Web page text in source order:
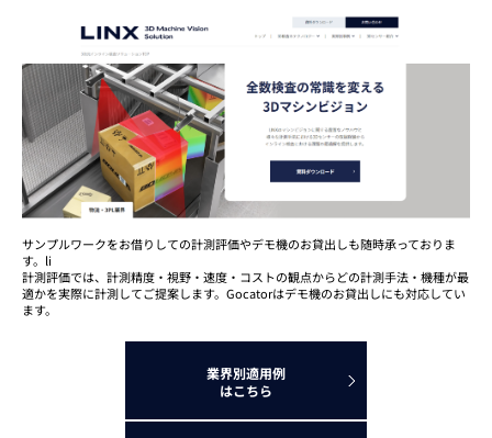
サンプルワークをお借りしての計測評価やデモ機のお貸出しも随時承っておりま
す。li
計測評価では、計測精度・視野・速度・コストの観点からどの計測手法・機種が最
適かを実際に計測してご提案します。Gocatorはデモ機のお貸出しにも対応してい
ます。
業界別適用例
はこちら